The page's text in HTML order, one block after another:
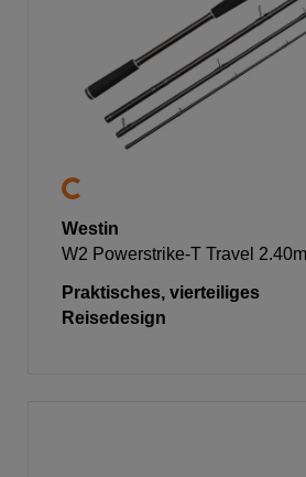
Westin
W2 Powerstrike-T Travel
Praktisches, vierteiliges
Reisedesign